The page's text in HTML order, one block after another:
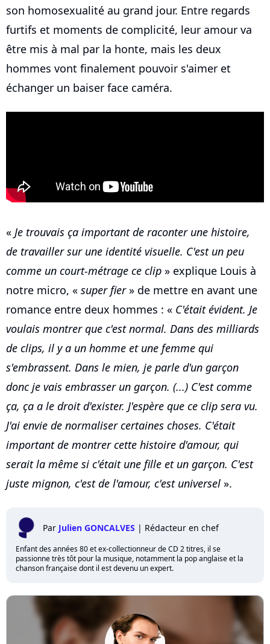
son homosexualité au grand jour. Entre regards
furtifs et moments de complicité, leur amour va
être mis à mal par la honte, mais les deux
hommes vont finalement pouvoir s'aimer et
échanger un baiser face caméra.
« Je trouvais ça important de raconter une histoire,
de travailler sur une identité visuelle. C'est un peu
comme un court-métrage ce clip » explique Louis à
notre micro, « super fier» de mettre en avant une
romance entre deux hommes : « C'était évident. Je
voulais montrer que c'est normal. Dans des milliards
de clips, il y a un homme et une femme qui
s'embrassent. Dans le mien, je parle d'un garçon
donc je vais embrasser un garçon. (...) C'est comme
ça, ça a le droit d'exister. J'espère que ce clip sera vu.
J'ai envie de normaliser certaines choses. C'était
important de montrer cette histoire d'amour, qui
serait la même si c'était une fille et un garçon. C'est
juste mignon, c'est de l'amour, c'est universel ».
Par Julien GONCALVES | Rédacteur en chef
Enfant des années 80 et ex-collectionneur de CD 2 titres, il se
passionne très tôt pour la musique, notamment la pop anglaise et la
chanson française dont il est devenu un expert.